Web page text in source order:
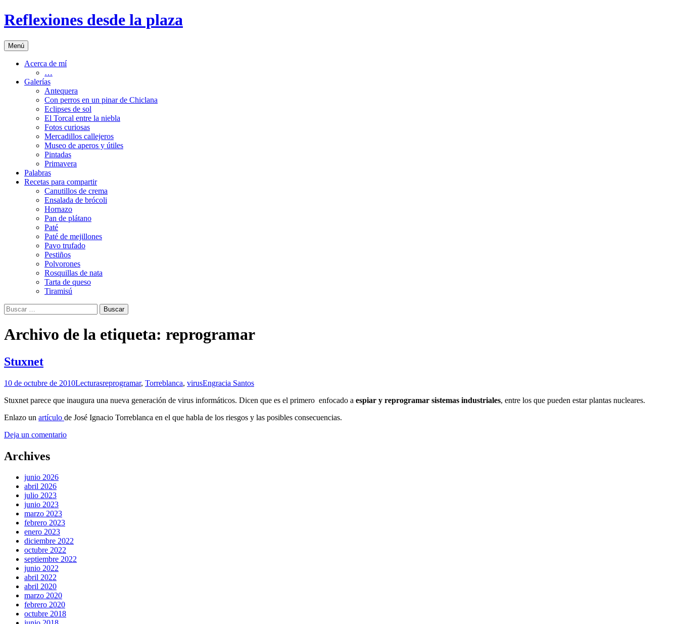
Saltar
al
Reflexiones desde la plaza
Menú
Acerca de mí
…
Galerías
Antequera
Con perros en un pinar de Chiclana
Eclipses de sol
El Torcal entre la niebla
Fotos curiosas
Mercadillos callejeros
Museo de aperos y útiles
Pintadas
Primavera
Palabras
Recetas para compartir
Canutillos de crema
Ensalada de brócoli
Hornazo
Pan de plátano
Paté
Paté de mejillones
Pavo trufado
Pestiños
Polvorones
Rosquillas de nata
Tarta de queso
Tiramisú
Buscar:
Archivo de la etiqueta: reprogramar
Stuxnet
10 de octubre de 2010Lecturasreprogramar, Torreblanca, virusEngracia Santos
Stuxnet parece que inaugura una nueva generación de virus informáticos. Dicen que es el primero enfocado a espiar y reprogramar sistemas industriales, entre los que pueden estar plantas nucleares.
Enlazo un artículo de José Ignacio Torreblanca en el que habla de los riesgos y las posibles consecuencias.
Deja un comentario
Archives
junio 2026
abril 2026
julio 2023
junio 2023
marzo 2023
febrero 2023
enero 2023
diciembre 2022
octubre 2022
septiembre 2022
junio 2022
abril 2022
abril 2020
marzo 2020
febrero 2020
octubre 2018